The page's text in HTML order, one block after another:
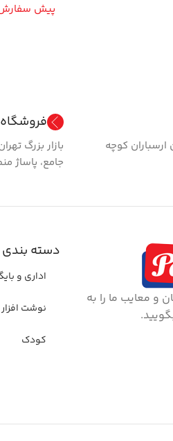
پیش
کوچه
فروشگاه
بازار بزرگ
جامع، پاساژ
و معایب ما را به
دسته
اداری و
نوشت افزار
کودک